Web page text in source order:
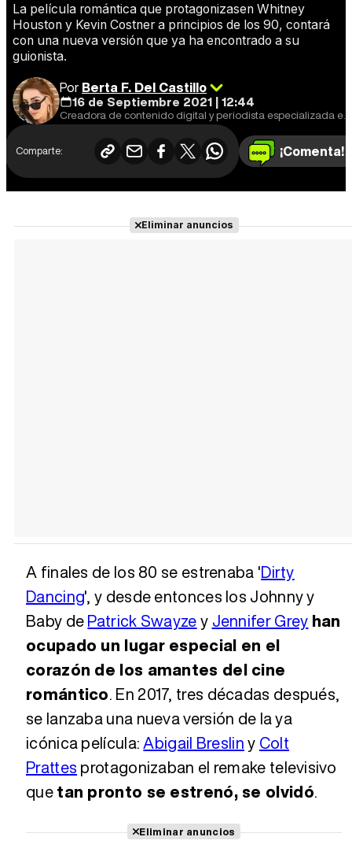
La película romántica que protagonizasen Whitney
Houston y Kevin Costner a principios de los 90, contará
con una nueva versión que ya ha encontrado a su
guionista.
PorBerta F. Del Castillo
16 de Septiembre 2021 | 12:44
Creadora de contenido digital y periodista especializada en cine y series. Fan de 'Star Wars'.
Comparte: ¡Comenta!
Eliminar anuncios
A finales de los 80 se estrenaba 'Dirty
Dancing', y desde entonces los Johnny y
Baby dePatrick Swayzey Jennifer Grey han
ocupado un lugar especial en el
corazón de los amantes del cine
romántico. En 2017, tres décadas después,
se lanzaba una nueva versión de la ya
icónica película:Abigail Bresliny Colt
Prattes protagonizaban el remake televisivo
quetan pronto se estrenó, se olvidó.
Eliminar anuncios